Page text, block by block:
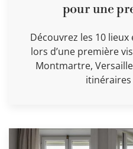
pour une
Découvrez les 10
lors d’une première
Montmartre,